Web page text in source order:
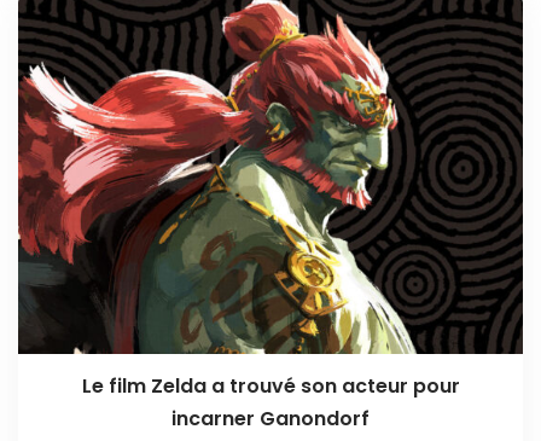
Le film Zelda a trouvé son acteur pour
incarner Ganondorf